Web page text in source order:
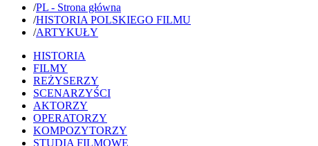
/PL - Strona główna
/HISTORIA POLSKIEGO FILMU
/ARTYKUŁY
HISTORIA
FILMY
REŻYSERZY
SCENARZYŚCI
AKTORZY
OPERATORZY
KOMPOZYTORZY
STUDIA FILMOWE